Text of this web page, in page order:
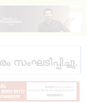
സംഘടിപ്പിച്ചു.